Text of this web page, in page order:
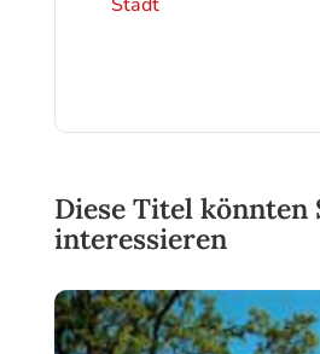
Diese Titel könnten
interessieren